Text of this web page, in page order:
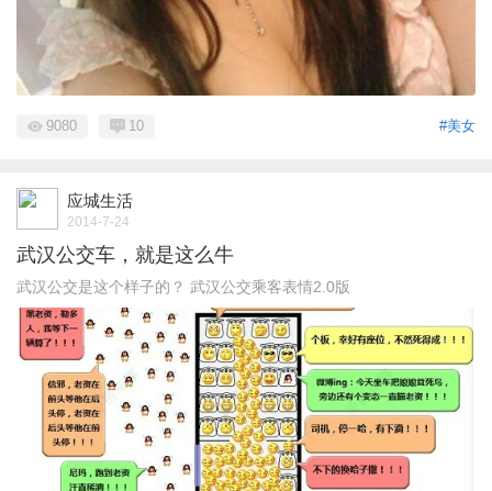
#美女
9080 10
应城生活
2014-7-24
武汉公交车，就是这么牛
武汉公交是这个样子的？ 武汉公交乘客表情2.0版